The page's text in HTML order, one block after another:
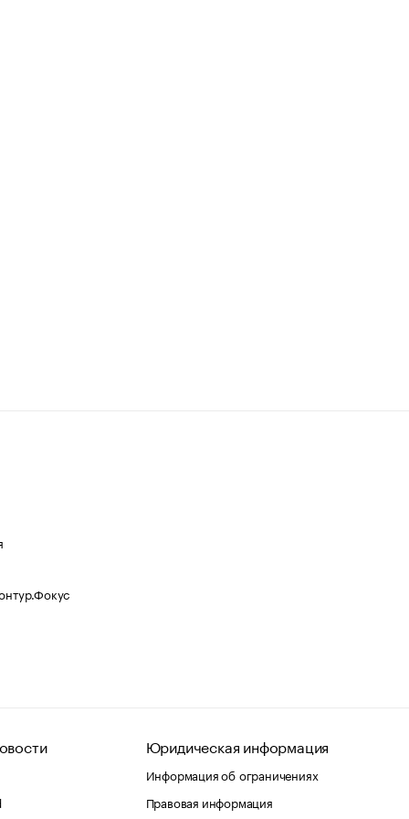
Юридическая информация
Информация об ограничениях
Правовая информация